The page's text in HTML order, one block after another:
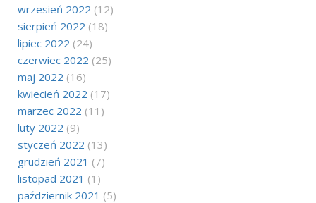
wrzesień 2022 (12)
sierpień 2022 (18)
lipiec 2022 (24)
czerwiec 2022 (25)
maj 2022 (16)
kwiecień 2022 (17)
marzec 2022 (11)
luty 2022 (9)
styczeń 2022 (13)
grudzień 2021 (7)
listopad 2021 (1)
październik 2021 (5)